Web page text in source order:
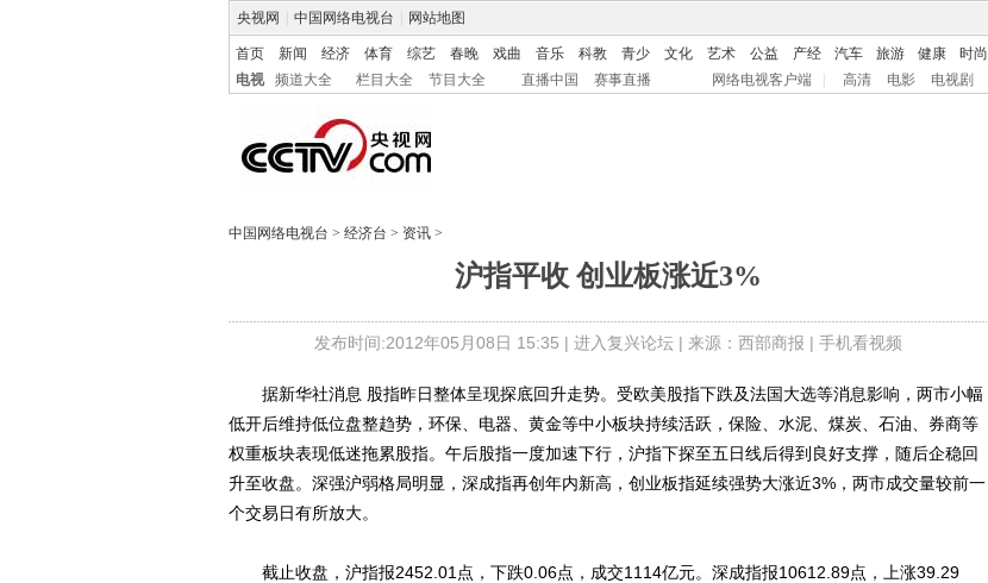
央视网 中国网络电视台 网站地图
首页 新闻 经济 体育 综艺 春晚 戏曲 音乐 科教 青少 文化 艺术 公益 产经 汽车 旅游 健康 时尚
电视
频道大全 栏目大全 节目大全 直播中国 赛事直播 网络电视客户端 高清 电影 电视剧
中国网络电视台 > 经济台 > 资讯 >
沪指平收 创业板涨近3%
发布时间:2012年05月08日 15:35 | 进入复兴论坛| 来源：西部商报 | 手机看视频
据新华社消息 股指昨日整体呈现探底回升走势。受欧美股指下跌及法国大选等消息影响，两市小幅
低开后维持低位盘整趋势，环保、电器、黄金等中小板块持续活跃，保险、水泥、煤炭、石油、券商等
权重板块表现低迷拖累股指。午后股指一度加速下行，沪指下探至五日线后得到良好支撑，随后企稳回
升至收盘。深强沪弱格局明显，深成指再创年内新高，创业板指延续强势大涨近3%，两市成交量较前一
个交易日有所放大。
截止收盘，沪指报2452.01点，下跌0.06点，成交1114亿元。深成指报10612.89点，上涨39.29